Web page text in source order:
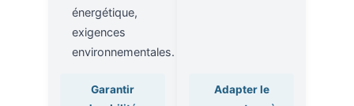
énergétique,
exigences
environnementales.
Garantir
Adapter le